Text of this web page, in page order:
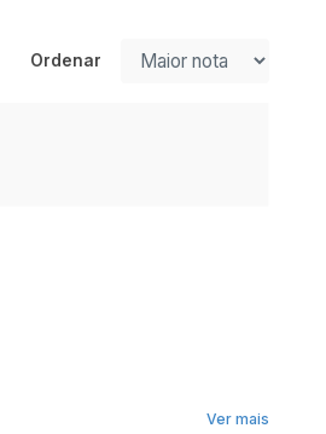
Ordenar
Ver mais